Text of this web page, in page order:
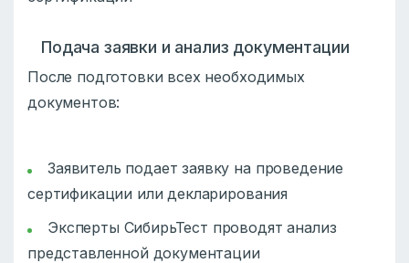
Подача заявки и анализ документации
После подготовки всех необходимых
документов:
Заявитель подает заявку на проведение
сертификации или декларирования
Эксперты СибирьТест проводят анализ
представленной документации